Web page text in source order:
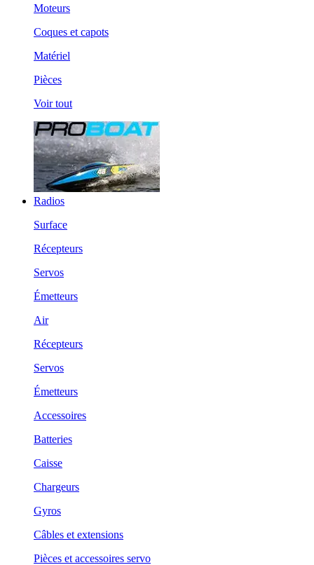
Moteurs
Coques et capots
Matériel
Pièces
Voir tout
Radios
Surface
Récepteurs
Servos
Émetteurs
Air
Récepteurs
Servos
Émetteurs
Accessoires
Batteries
Caisse
Chargeurs
Gyros
Câbles et extensions
Pièces et accessoires servo